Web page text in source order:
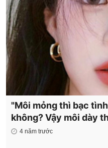
"Môi mỏng thì bạc
không? Vậy môi dày
4 năm trước